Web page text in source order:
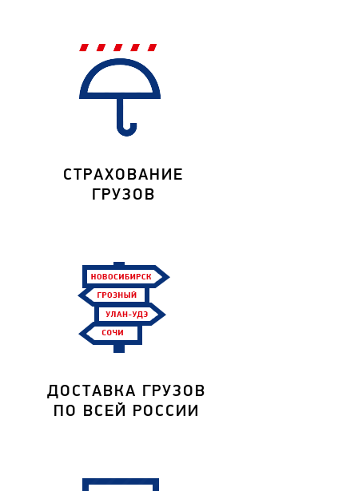
СТРАХОВАНИЕ
ГРУЗОВ
ДОСТАВКА ГРУЗОВ
ПО ВСЕЙ РОССИИ